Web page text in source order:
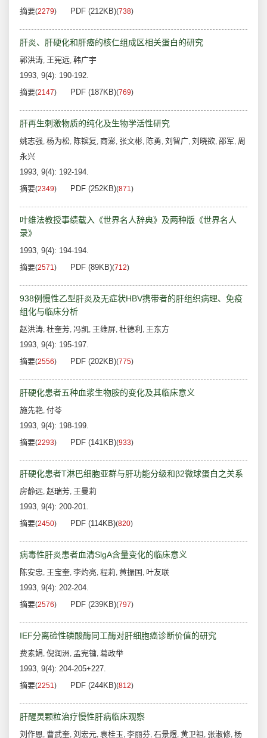
摘要(2279) PDF (212KB)(738)
肝炎、肝硬化和肝癌的核仁组成区相关蛋白的研究
郭洪涛, 王宪远, 韩广宇
1993, 9(4): 190-192.
摘要(2147) PDF (187KB)(769)
肝再生刺激物质的纯化及生物学活性研究
姚志强, 杨为松, 陈镔复, 商澎, 张文彬, 陈勇, 刘智广, 刘晓欲, 邵军, 周
永兴
1993, 9(4): 192-194.
摘要(2349) PDF (252KB)(871)
叶维法教授事绩载入《世界名人辞典》及两种版《世界名人
录》
1993, 9(4): 194-194.
摘要(2571) PDF (89KB)(712)
938例慢性乙型肝炎及无症状HBV携带者的肝组织病理、免疫
组化与临床分析
赵洪涛, 杜奎芳, 冯凯, 王维屏, 杜德利 , 王东方
1993, 9(4): 195-197.
摘要(2556) PDF (202KB)(775)
肝硬化患者五种血浆生物胺的变化及其临床意义
施先艳, 付苓
1993, 9(4): 198-199.
摘要(2293) PDF (141KB)(933)
肝硬化患者T淋巴细胞亚群与肝功能分级和β2微球蛋白之关系
房静远, 赵瑞芳, 王曼莉
1993, 9(4): 200-201.
摘要(2450) PDF (114KB)(820)
病毒性肝炎患者血清SlgA含量变化的临床意义
陈安忠, 王宝奎, 李灼亮, 程莉, 黄振国 , 叶友联
1993, 9(4): 202-204.
摘要(2576) PDF (239KB)(797)
IEF分离硷性磷酸酶同工酶对肝细胞癌诊断价值的研究
费素娟, 倪润洲, 孟宪镛, 葛政举
1993, 9(4): 204-205+227.
摘要(2251) PDF (244KB)(812)
肝醒灵颗粒治疗慢性肝病临床观察
刘作恩, 曹武奎, 刘宏元, 袁桂玉, 李丽芬, 石景煜, 黄卫祖 , 张淑修, 杨